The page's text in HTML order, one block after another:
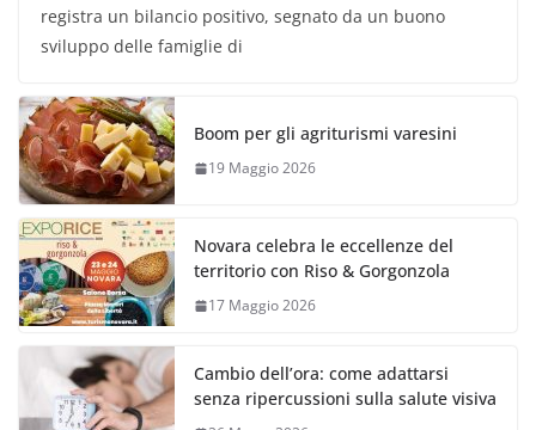
registra un bilancio positivo, segnato da un buono
sviluppo delle famiglie di
Boom per gli agriturismi varesini
19 Maggio 2026
Novara celebra le eccellenze del
territorio con Riso & Gorgonzola
17 Maggio 2026
Cambio dell’ora: come adattarsi
senza ripercussioni sulla salute visiva